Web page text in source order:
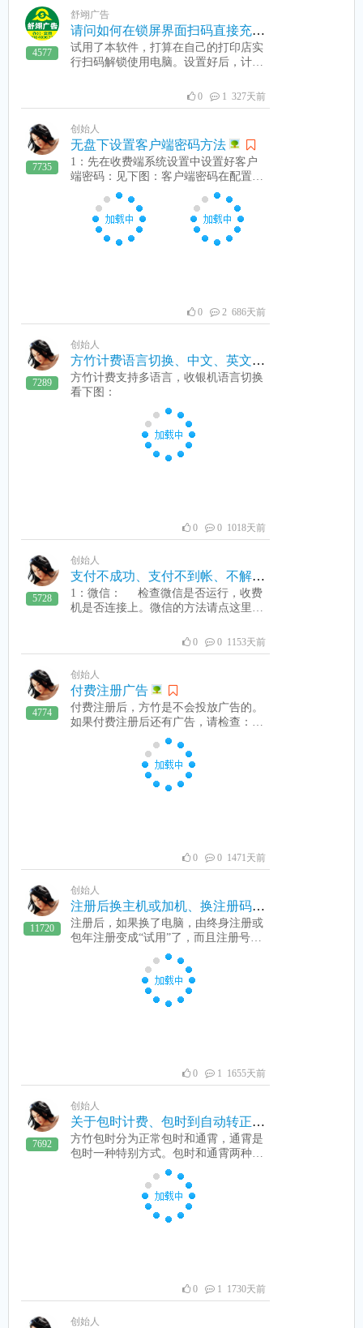
需重新安装。服务端可以升级安装。申
请时，必需填写全部信息，如果信息填
写不正确造成的损失，本公司不承担任
何责任
4577
舒翊广告
请问如何在锁屏界面扫码直接充值。
试用了本软件，打算在自己的打印店实
行扫码解锁使用电脑。设置好后，计划
后需要绑定会员才能充值成功，绑定会
员需要输入相关信息，但是打印店一般
直接扫码付费就使用电脑，而不需要输
入其它信息呢？
0 1 327天前
7735
创始人
无盘下设置客户端密码方法
1：先在收费端系统设置中设置好客户
端密码：见下图：客户端密码在配置文
件中是加密的，所以，这里设置好密码
后，把加密的密码复制到客户端配置文
件中即可。2：在无盘服务器上的客户
端运行fzset.exe，见下图：保存，这样
客户端密码就是收费机设置的密码了。
0 2 686天前
7289
创始人
方竹计费语言切换、中文、英文
方竹计费支持多语言，收银机语言切换
看下图：
0 0 1018天前
5728
创始人
支付不成功、支付不到帐、不解锁原因、不开机
1：微信： 检查微信是否运行，收费
机是否连接上。微信的方法请点这里。
网络问题，解决方法请看里。3：另外
一个重要原因是，有的网吧不交班，这
计算时就会卡，如果数据越多，卡得越
久。卡的时候如果刚好有人扫码付费，
就会收不到到信息了。所以解决方法是
每天交班的网吧，是不会发生不到帐
的。4：收费机电脑配置低，运行微
信，收费机都卡，这样收费机肯定是有
不到帐问题的。解决方法是用高点配置
的电脑做收费机。5：网络原因，由于
络畅通。有执照的，请提交相关资料到
微信公司，支付宝公司审核授权，通过
后就可以使用了。这种方法不用运行微
信，也不用虚似机。而且在网络好的情
况基本做到99.99%成功。申请审核方法
请看这里
0 0 1153天前
4774
创始人
付费注册广告
付费注册后，方竹是不会投放广告的。
如果付费注册后还有广告，请检查：
1：收费机帮助中 注册是不成功的，肯
定会投放广告。解决方法点这里。2：
在帮助-》有关于中没有填写或填对论
坛帐号和密码。即相当于没有注册，也
0 0 1471天前
11720
创始人
注册后换主机或加机、换注册码、换机器码变成试用了怎么办？
注册后，如果换了电脑，由终身注册或
包年注册变成“试用”了，而且注册号变
了还能用吗？能啊，登录论坛，点自己
账号，在软件注册那换上新的注册号，
会自动生成新的注册码，复制新注册码
去注册即可。看下图：如果注册后，后
来又加了机子，怎么办？可以登录论
0 1 1655天前
7692
创始人
关于包时计费、包时到自动转正常计费
方竹包时分为正常包时和通霄，通霄是
包时一种特别方式。包时和通霄两种包
时区域是：1：包时必需上够给定时间
（分钟数）才下机。如果包时时间到还
有钱，会自动转正常计费。2：通霄：
规定时间才能上，且到给定下机时间，
不管包时分钟数用不用完，都必需下
时时间到，下机，有钱则转正常计费。
需要在系统设置中设置一下：见下图
0 1 1730天前
创始人